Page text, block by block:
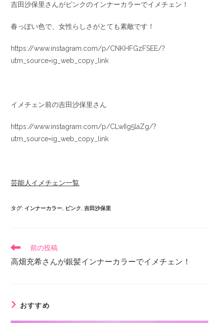
吉田沙保里さんがピンクのインナーカラーでイメチェン！
春っぽい色で、女性らしさがとても素敵です！
https://www.instagram.com/p/CNKHFGzFSEE/?
utm_source=ig_web_copy_link
イメチェン前の吉田沙保里さん
https://www.instagram.com/p/CLwIIg5laZg/?
utm_source=ig_web_copy_link
芸能人イメチェン一覧
タグ: インナーカラー, ピンク, 吉田沙保里
前の投稿
高畑充希さんが銀髪インナーカラーでイメチェン！
おすすめ